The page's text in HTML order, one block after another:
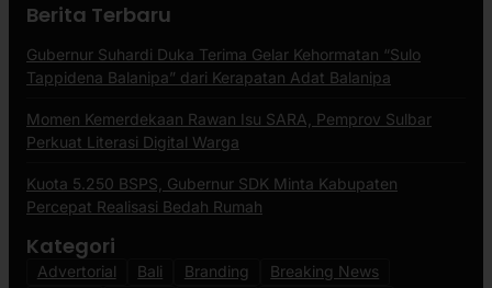
Berita Terbaru
Gubernur Suhardi Duka Terima Gelar Kehormatan “Sulo
Tappidena Balanipa” dari Kerapatan Adat Balanipa
Momen Kemerdekaan Rawan Isu SARA, Pemprov Sulbar
Perkuat Literasi Digital Warga
Kuota 5.250 BSPS, Gubernur SDK Minta Kabupaten
Percepat Realisasi Bedah Rumah
Kategori
Advertorial Bali Branding
Breaking News